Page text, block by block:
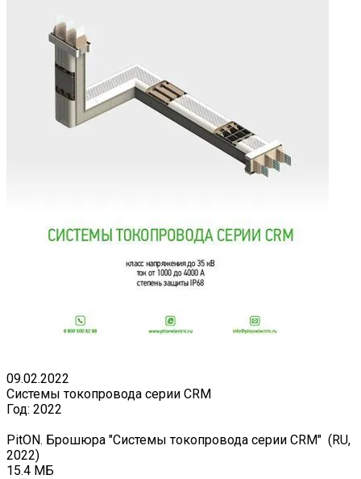
09.02.2022
Системы токопровода серии CRM
Год: 2022
PitON. Брошюра "Системы токопровода серии CRM" (RU,
2022)
15.4 МБ